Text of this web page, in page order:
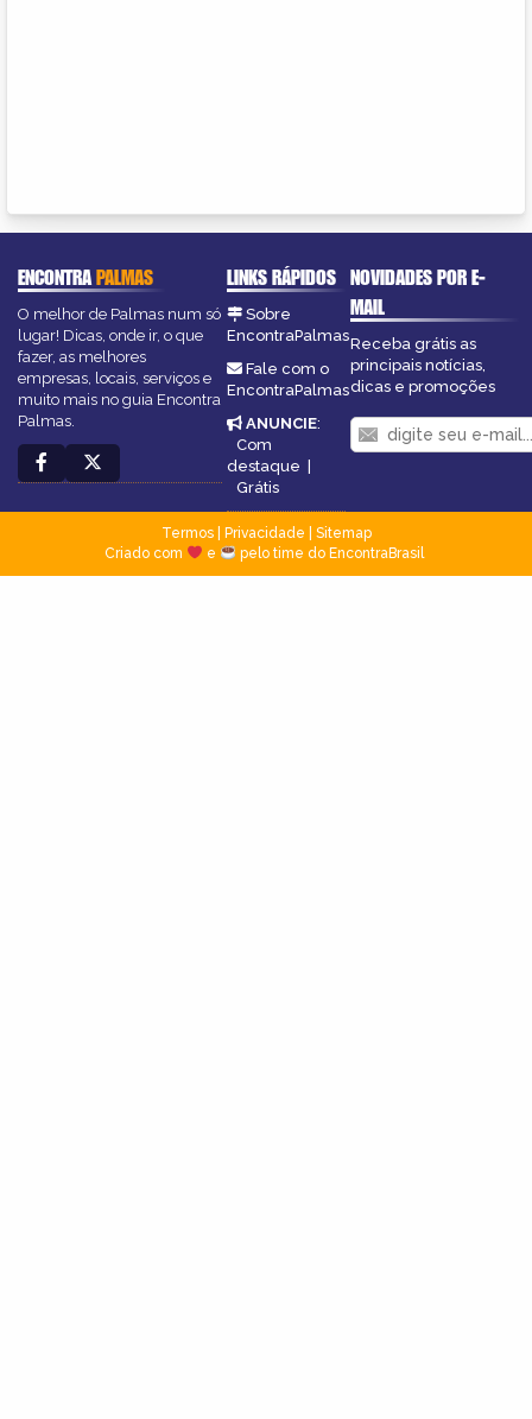
ENCONTRAPALMAS
O melhor de Palmas num só
lugar! Dicas, onde ir, o que
fazer, as melhores
empresas, locais, serviços e
muito mais no guia Encontra
Palmas.
LINKS RÁPIDOS
Sobre
EncontraPalmas
Fale com o
EncontraPalmas
ANUNCIE:
Com
destaque |
Grátis
NOVIDADES POR E-
MAIL
Receba grátis as
principais notícias,
dicas e promoções
Termos| Privacidade
Sitemap
Criado com
e pelo time do EncontraBrasil